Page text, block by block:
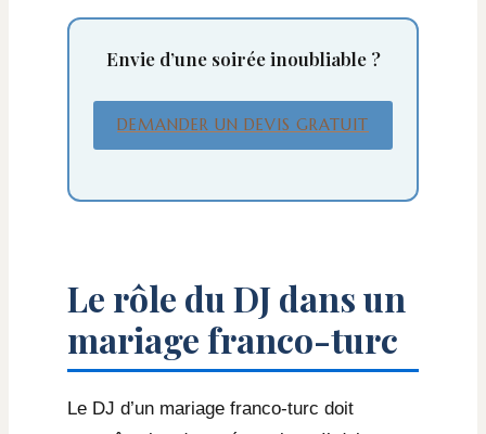
Envie d’une soirée inoubliable ?
DEMANDER UN DEVIS GRATUIT
Le rôle du DJ dans un
mariage franco-turc
Le DJ d’un mariage franco-turc doit